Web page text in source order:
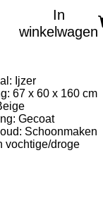
In
winkelwagen
Ijzer
67 x 60 x 160 cm
Gecoat
Schoonmaken
vochtige/droge